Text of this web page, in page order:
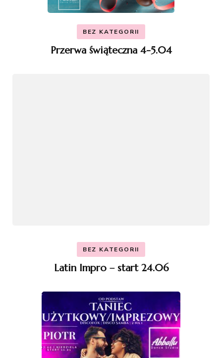
BEZ KATEGORII
Przerwa świąteczna 4-5.04
BEZ KATEGORII
Latin Impro – start 24.06